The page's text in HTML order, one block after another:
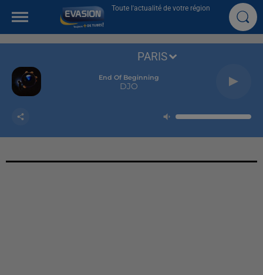
Toute l'actualité de votre région
End Of Beginning
DJO
PARIS